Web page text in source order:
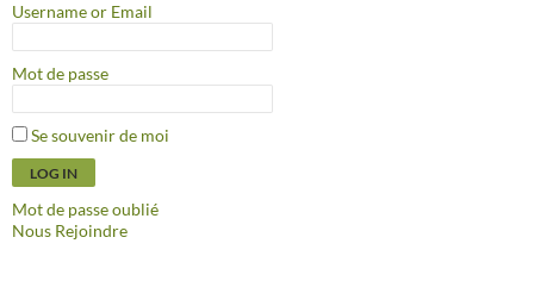
Username or Email
Mot de passe
Se souvenir de moi
Mot de passe oublié
Nous Rejoindre